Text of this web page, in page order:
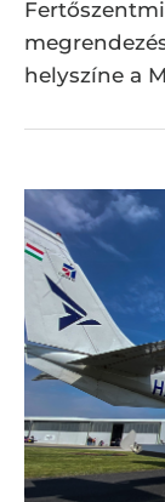
helyszíne a